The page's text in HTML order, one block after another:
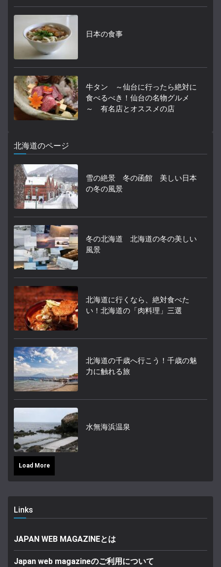
日本の食事
牛タン ～仙台に行ったら絶対に
食べるべき！仙台の名物グルメ
～ 有名店とオススメの店
北海道のページ
雪の絶景 冬の函館 美しい日本
の冬の風景
冬の北海道 北海道の冬の美しい
風景
北海道に行くなら、絶対食べた
い！北海道の「肉料理」三選
北海道の千歳へ行こう！千歳の魅
力に触れる旅
水無海浜温泉
Load More
Links
JAPAN WEB MAGAZINEとは
Japan web magazineのご利用について